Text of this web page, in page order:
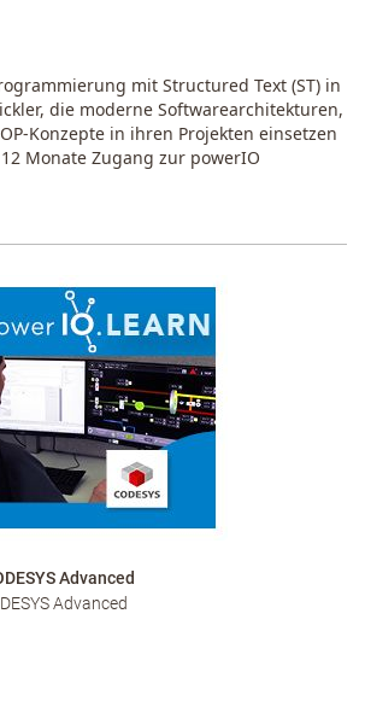
mit Structured Text (ST) in
die moderne Softwarearchitekturen,
Konzepte in ihren Projekten einsetzen
Monate Zugang zur powerIO
Advanced
Advanced